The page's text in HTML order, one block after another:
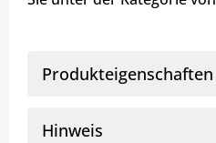
Produkteigenschaften
Hinweis